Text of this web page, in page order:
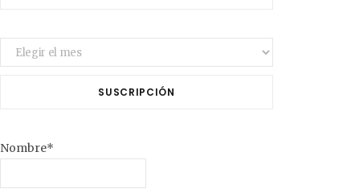
Archivo
SUSCRIPCIÓN
Nombre*